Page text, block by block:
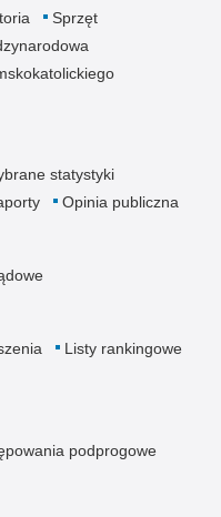
Sprzęt
statystyki
Opinia publiczna
Listy rankingowe
podprogowe